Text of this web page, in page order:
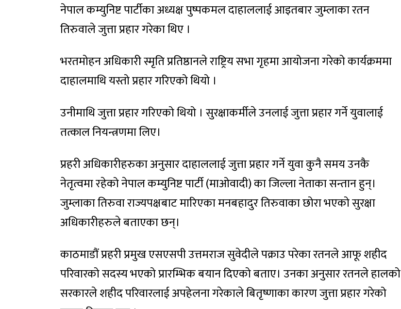
नेपाल कम्युनिष्ट पार्टीका अध्यक्ष पुष्पकमल दाहाललाई आइतबार जुम्लाका रतन
तिरुवाले जुत्ता प्रहार गरेका थिए ।
भरतमोहन अधिकारी स्मृति प्रतिष्ठानले राष्ट्रिय सभा गृहमा आयोजना गरेको कार्यक्रममा
दाहालमाथि यस्तो प्रहार गरिएको थियो ।
उनीमाथि जुत्ता प्रहार गरिएको थियो । सुरक्षाकर्मीले उनलाई जुत्ता प्रहार गर्ने युवालाई
तत्काल नियन्त्रणमा लिए।
प्रहरी अधिकारीहरुका अनुसार दाहाललाई जुत्ता प्रहार गर्ने युवा कुनै समय उनकै
नेतृत्वमा रहेको नेपाल कम्युनिष्ट पार्टी (माओवादी) का जिल्ला नेताका सन्तान हुन्।
जुम्लाका तिरुवा राज्यपक्षबाट मारिएका मनबहादुर तिरुवाका छोरा भएको सुरक्षा
अधिकारीहरुले बताएका छन्।
काठमाडौं प्रहरी प्रमुख एसएसपी उत्तमराज सुवेदीले पक्राउ परेका रतनले आफू शहीद
परिवारको सदस्य भएको प्रारम्भिक बयान दिएको बताए। उनका अनुसार रतनले हालको
सरकारले शहीद परिवारलाई अपहेलना गरेकाले बितृष्णाका कारण जुत्ता प्रहार गरेको